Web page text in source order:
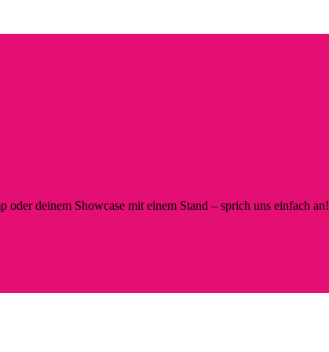
deinem Showcase mit einem Stand – sprich uns einfach an!